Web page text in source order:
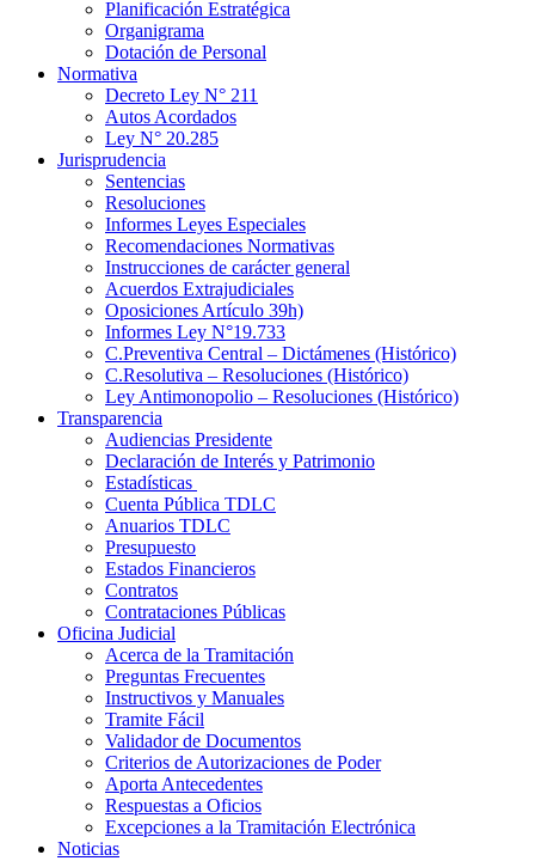
Planificación Estratégica
Organigrama
Dotación de Personal
Normativa
Decreto Ley N° 211
Autos Acordados
Ley N° 20.285
Jurisprudencia
Sentencias
Resoluciones
Informes Leyes Especiales
Recomendaciones Normativas
Instrucciones de carácter general
Acuerdos Extrajudiciales
Oposiciones Artículo 39h)
Informes Ley N°19.733
C.Preventiva Central – Dictámenes (Histórico)
C.Resolutiva – Resoluciones (Histórico)
Ley Antimonopolio – Resoluciones (Histórico)
Transparencia
Audiencias Presidente
Declaración de Interés y Patrimonio
Estadísticas
Cuenta Pública TDLC
Anuarios TDLC
Presupuesto
Estados Financieros
Contratos
Contrataciones Públicas
Oficina Judicial
Acerca de la Tramitación
Preguntas Frecuentes
Instructivos y Manuales
Tramite Fácil
Validador de Documentos
Criterios de Autorizaciones de Poder
Aporta Antecedentes
Respuestas a Oficios
Excepciones a la Tramitación Electrónica
Noticias